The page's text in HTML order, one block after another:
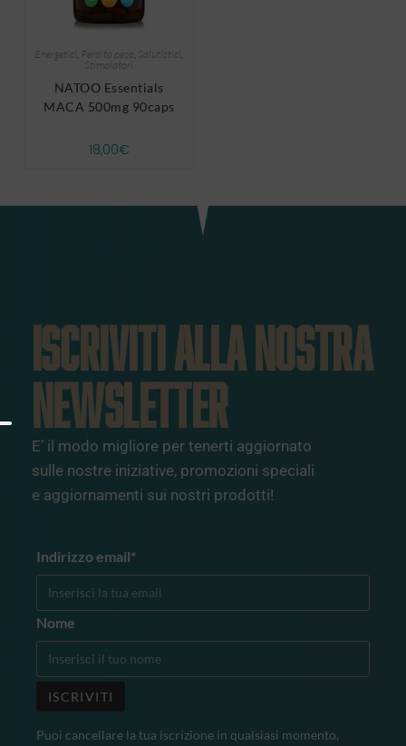
Energetici Perdita peso Salutistici
Stimolatori
NATOO Essentials
MACA 500mg 90caps
18,00€
ISCRIVITI ALLA NOSTRA
NEWSLETTER
E’ il modo migliore per tenerti aggiornato
sulle nostre iniziative, promozioni speciali
e aggiornamenti sui nostri prodotti!
Indirizzo email*
Nome
Puoi cancellare la tua iscrizione in qualsiasi momento,